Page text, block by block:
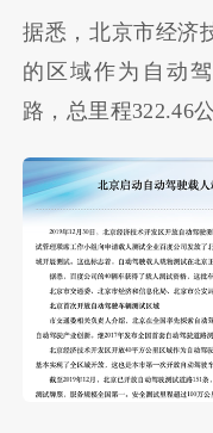
据悉，北京市经济
的区域作为自动
路，总里程322.46公